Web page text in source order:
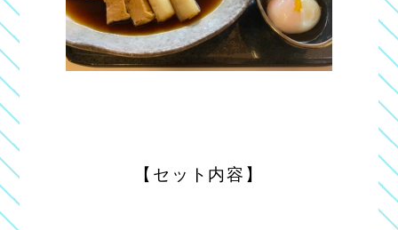
【セット内容】